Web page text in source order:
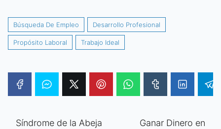
Búsqueda De Empleo Desarrollo Profesional
Propósito Laboral Trabajo Ideal
Síndrome de la Abeja
Ganar Dinero en